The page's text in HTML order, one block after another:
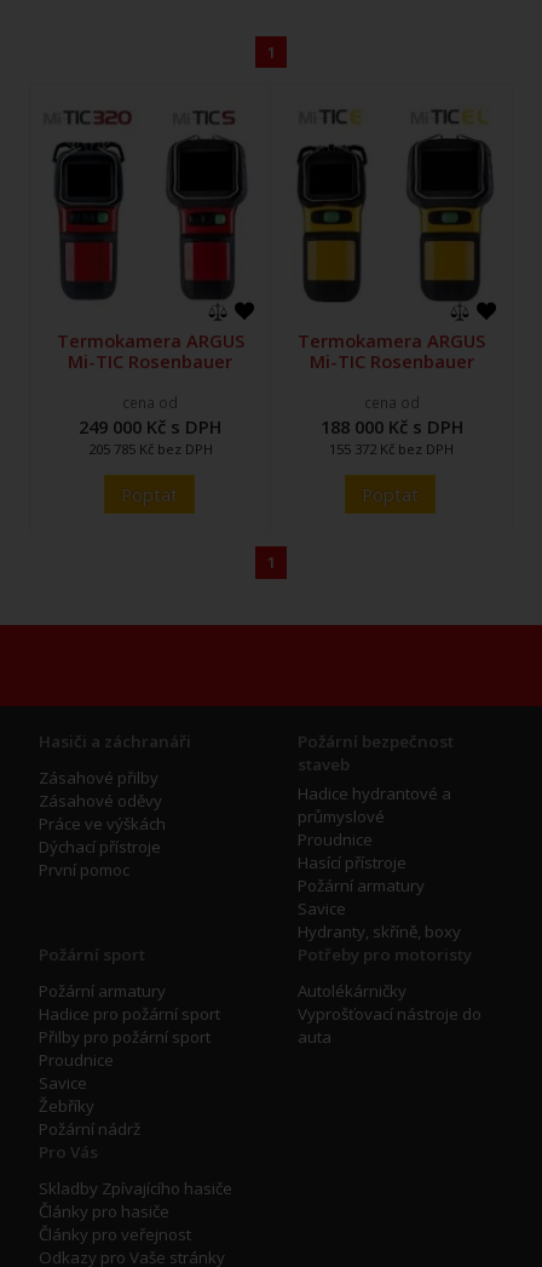
1
Termokamera ARGUS
Mi-TIC Rosenbauer
cena od
249 000 Kč s DPH
205 785 Kč bez DPH
Poptat
Termokamera ARGUS
Mi-TIC Rosenbauer
cena od
188 000 Kč s DPH
155 372 Kč bez DPH
Poptat
1
Hasiči a záchranáři
Zásahové přilby
Zásahové oděvy
Práce ve výškách
Dýchací přístroje
První pomoc
Požární bezpečnost
staveb
Hadice hydrantové a
průmyslové
Proudnice
Hasící přístroje
Požární armatury
Savice
Hydranty, skříně, boxy
Požární sport
Požární armatury
Hadice pro požární sport
Přilby pro požární sport
Proudnice
Savice
Žebříky
Požární nádrž
Potřeby pro motoristy
Autolékárničky
Vyprošťovací nástroje do
auta
Pro Vás
Skladby Zpívajícího hasiče
Články pro hasiče
Články pro veřejnost
Odkazy pro Vaše stránky